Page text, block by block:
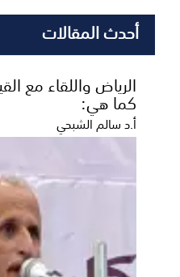
أحدث المقالات
الرياض واللقاء مع
كما هي:
أ.د سالم الشبحي